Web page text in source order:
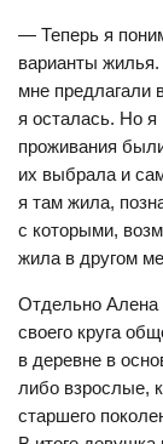
— Теперь я
варианты жилья.
мне предлагали
я осталась. Но я
проживания
их выбрала и
я там жила,
с которыми,
жила в другом
Отдельно Алена
своего круга
в деревне в
либо взрослые,
старшего